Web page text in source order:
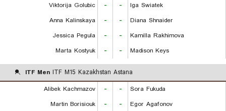
Viktorija Golubic
- -
Iga Swiatek
Anna Kalinskaya
- -
Diana Shnaider
Jessica Pegula
- -
Kamilla Rakhimova
Marta Kostyuk
- - Madison Keys
ITF Men ITF M15 Kazakhstan Astana
Alibek Kachmazov
- -
Sora Fukuda
Martin Borisiouk
- -
Egor Agafonov